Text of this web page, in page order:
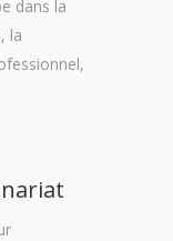
dans la
la